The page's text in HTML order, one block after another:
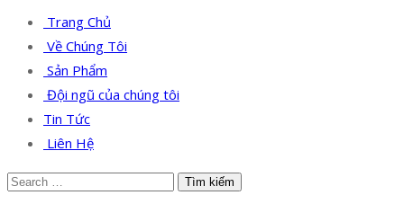
Trang Chủ
Về Chúng Tôi
Sản Phẩm
Đội ngũ của chúng tôi
Tin Tức
Liên Hệ